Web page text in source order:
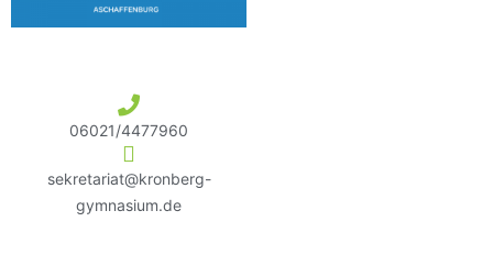
06021/4477960
sekretariat@kronberg-
gymnasium.de